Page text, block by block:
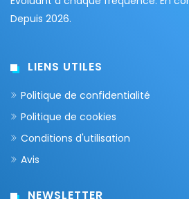
Depuis 2026.
LIENS UTILES
Politique de confidentialité
Politique de cookies
Conditions d'utilisation
Avis
NEWSLETTER